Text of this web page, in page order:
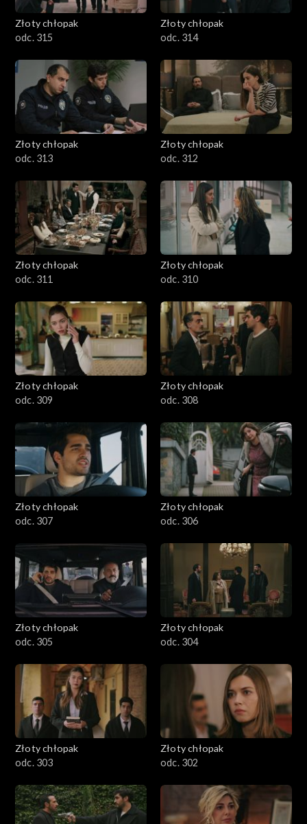
Złoty chłopak
odc. 315
Złoty chłopak
odc. 314
Złoty chłopak
odc. 313
Złoty chłopak
odc. 312
Złoty chłopak
odc. 311
Złoty chłopak
odc. 310
Złoty chłopak
odc. 309
Złoty chłopak
odc. 308
Złoty chłopak
odc. 307
Złoty chłopak
odc. 306
Złoty chłopak
odc. 305
Złoty chłopak
odc. 304
Złoty chłopak
odc. 303
Złoty chłopak
odc. 302